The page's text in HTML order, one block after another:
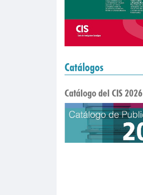
Catálogos
Catálogo del CIS 2026